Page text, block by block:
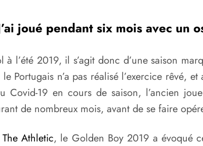
joué pendant six mois avec un
l’été 2019, il s’agit donc d’une saison
Portugais n’a pas réalisé l’exercice rêvé,
19 en cours de saison, l’ancien
de nombreux mois, avant de se faire
The Athletic, le Golden Boy 2019 a évoqué